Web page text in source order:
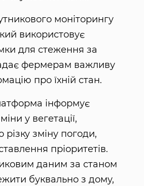
моніторингу
використовує
для стеження за
фермерам важливу
про їхній стан.
інформує
у вегетації,
зміну погоди,
пріоритетів.
даним за станом
буквально з дому,